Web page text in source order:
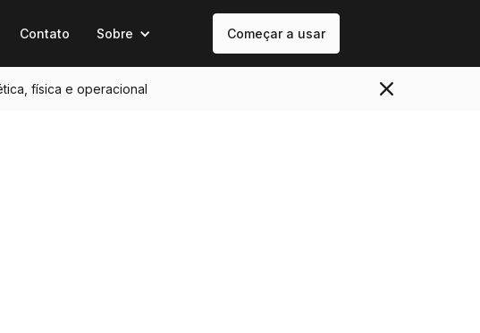
Contato Sobre Começar a usar
física e operacional